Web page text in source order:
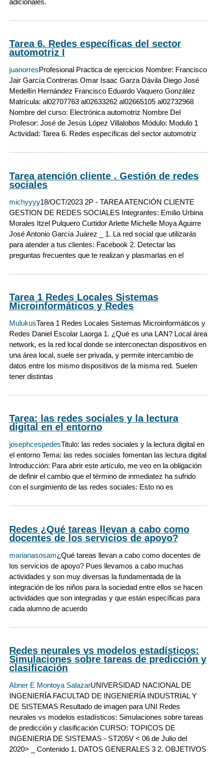
adicionales.
Tarea 6. Redes específicas del sector
automotriz I
juanorresProfesional Practica de ejercicios Nombre: Francisco
Jair García Contreras Omar Isaac Garza Dávila Diego José
Medellín Hernández Francisco Eduardo Vaquero González
Matrícula: al02707763 al02633262 al02665105 al02732968
Nombre del curso: Electrónica automotriz Nombre Del
Profesor: José de Jesús López Villalobos Módulo: Modulo 1
Actividad: Tarea 6. Redes específicas del sector automotriz
Tarea atención cliente . Gestión de redes
sociales
michyyyy18/OCT/2023 2P - TAREA ATENCIÓN CLIENTE
GESTION DE REDES SOCIALES Integrantes: Emilio Urbina
Morales Itzel Pulquero Curtidor Arlette Michelle Moya Aguirre
José Antonio García Juárez _ 1. La red social que utilizarás
para atender a tus clientes: Facebook 2. Detectar las
preguntas frecuentes que te realizan y plasmarlas en el
Tarea 1 Redes Locales Sistemas
Microinformáticos y Redes
MulukusTarea 1 Redes Locales Sistemas Microinformáticos y
Redes Daniel Escolar Laorga 1. ¿Qué es una LAN? Local área
network, es la red local donde se interconectan dispositivos en
una área local, suele ser privada, y permite intercambio de
datos entre los mismo dispositivos de la misma red. Suelen
tener distintas
Tarea: las redes sociales y la lectura
digital en el entorno
josephcespedesTitulo: las redes sociales y la lectura digital en
el entorno Tema: las redes sociales fomentan las lectura digital
Introducción: Para abrir este artículo, me veo en la obligación
de definir el cambio que el término de inmediatez ha sufrido
con el surgimiento de las redes sociales: Esto no es
Redes ¿Qué tareas llevan a cabo como
docentes de los servicios de apoyo?
marianasosam¿Qué tareas llevan a cabo como docentes de
los servicios de apoyo? Pues llevamos a cabo muchas
actividades y son muy diversas la fundamentada de la
integración de los niños para la sociedad entre ellos se hacen
actividades que son integradas y que están específicas para
cada alumno de acuerdo
Redes neurales vs modelos estadísticos:
Simulaciones sobre tareas de predicción y
clasificación
Abner E Montoya SalazarUNIVERSIDAD NACIONAL DE
INGENIERÍA FACULTAD DE INGENIERÍA INDUSTRIAL Y
DE SISTEMAS Resultado de imagen para UNI Redes
neurales vs modelos estadísticos: Simulaciones sobre tareas
de predicción y clasificación CURSO: TOPICOS DE
INGENIERIA DE SISTEMAS - ST205V < 06 de Julio del
2020> _ Contenido 1. DATOS GENERALES 3 2. OBJETIVOS